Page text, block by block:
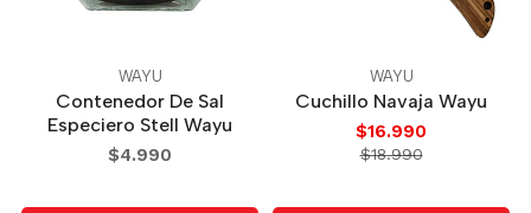
WAYU
Contenedor De Sal
Especiero Stell Wayu
$4.990
WAYU
Cuchillo Navaja Wayu
$16.990
$18.990